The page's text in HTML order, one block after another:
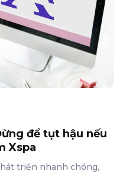
để tụt hậu nếu
Xspa
triển nhanh chóng,